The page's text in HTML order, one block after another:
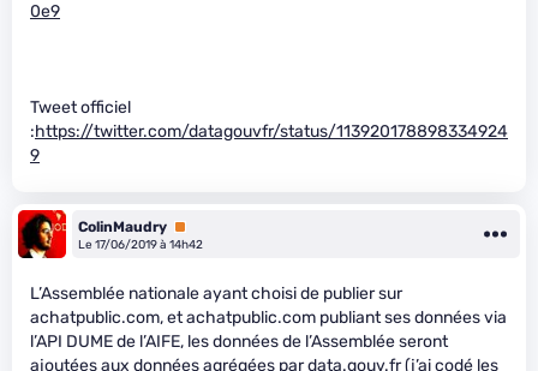
0e9
Tweet officiel
:https://twitter.com/datagouvfr/status/113920178898334924
9
ColinMaudry Premium
Le 17/06/2019 à 14h42
L’Assemblée nationale ayant choisi de publier sur
achatpublic.com, et achatpublic.com publiant ses données via
l’API DUME de l’AIFE, les données de l’Assemblée seront
ajoutées aux données agrégées par data.gouv.fr (j’ai codé les